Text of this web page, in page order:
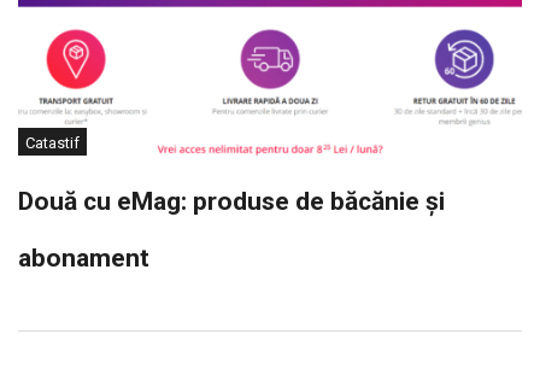
Catastif
Două cu eMag: produse de băcănie și
abonament